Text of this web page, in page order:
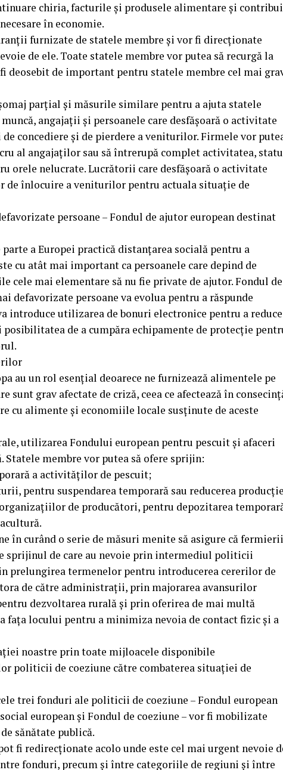
chiria, facturile și produsele alimentare și
în economie.
furnizate de statele membre și vor fi direcționate
de ele. Toate statele membre vor putea să recurgă la
deosebit de important pentru statele membre cel mai
parțial și măsurile similare pentru a ajuta statele
angajații și persoanele care desfășoară o activitate
concediere și de pierdere a veniturilor. Firmele vor
al angajaților sau să întrerupă complet activitatea,
orele nelucrate. Lucrătorii care desfășoară o activitate
de înlocuire a veniturilor pentru actuala situație de
persoane – Fondul de ajutor european destinat
parte a Europei practică distanțarea socială pentru a
cu atât mai important ca persoanele care depind de
cele mai elementare să nu fie private de ajutor. Fondul de
defavorizate persoane va evolua pentru a răspunde
introduce utilizarea de bonuri electronice pentru a reduce
de a cumpăra echipamente de protecție
au un rol esențial deoarece ne furnizează alimentele pe
sunt grav afectate de criză, ceea ce afectează în
cu alimente și economiile locale susținute de aceste
utilizarea Fondului european pentru pescuit și afaceri
membre vor putea să ofere sprijin:
a activităților de pescuit;
pentru suspendarea temporară sau reducerea
de producători, pentru depozitarea
în curând o serie de măsuri menite să asigure că fermierii
sprijinul de care au nevoie prin intermediul politicii
prelungirea termenelor pentru introducerea cererilor de
de către administrații, prin majorarea avansurilor
dezvoltarea rurală și prin oferirea de mai multă
locului pentru a minimiza nevoia de contact fizic și a
noastre prin toate mijloacele disponibile
politicii de coeziune către combaterea situației de
trei fonduri ale politicii de coeziune – Fondul european
european și Fondul de coeziune – vor fi mobilizate
sănătate publică.
fi redirecționate acolo unde este cel mai urgent nevoie
fonduri, precum și între categoriile de regiuni și între